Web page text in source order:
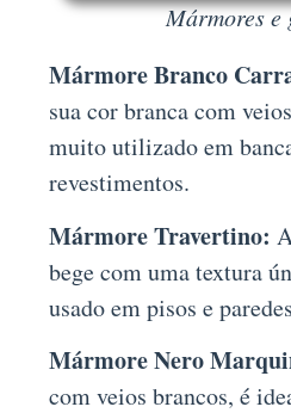
Mármores e
Mármore Branco
sua cor branca com
muito utilizado em
revestimentos.
Mármore Travertino:
bege com uma textura
usado em pisos e
Mármore Nero
com veios brancos, é